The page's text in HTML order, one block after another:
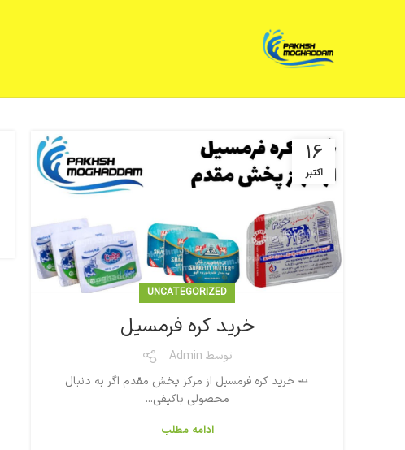
16
اکتبر
UNCATEGORIZED
خرید کره فرمسیل
توسط Admin
🧈 خرید کره فرمسیل از مرکز پخش مقدم اگر به دنبال
محصولی باکیفی...
ادامه مطلب